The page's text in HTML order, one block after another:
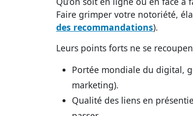
Faire grimper votre notoriété,
des recommandations).
Leurs points forts ne se
Portée mondiale du digital,
marketing).
Qualité des liens en